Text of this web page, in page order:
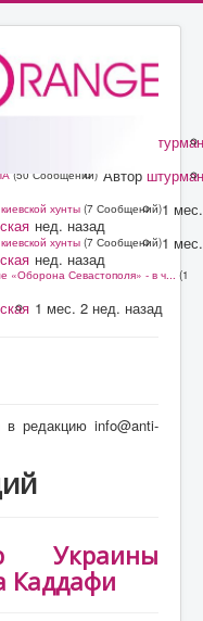
штурман
(50 Сообщений) Автор штурман
хунты (7 Сообщений)1
нед. назад
хунты (7 Сообщений)1
нед. назад
«Оборона Севастополя» - в ч...
(1
1 мес. 2 нед. назад
редакцию info@anti-
Украины
Каддафи